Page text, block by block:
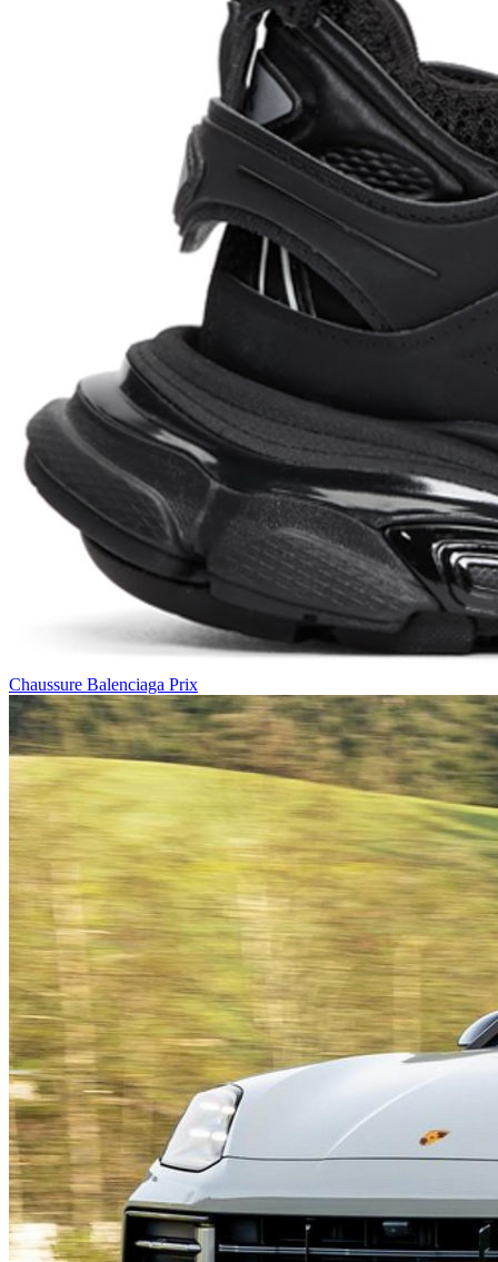
Chaussure Balenciaga Prix